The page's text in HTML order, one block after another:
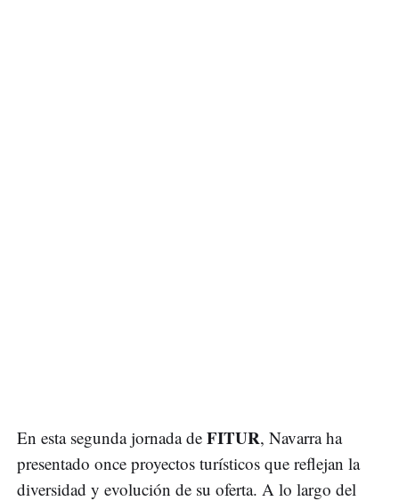
En esta segunda jornada de FITUR, Navarra ha
presentado once proyectos turísticos que reflejan la
diversidad y evolución de su oferta. A lo largo del